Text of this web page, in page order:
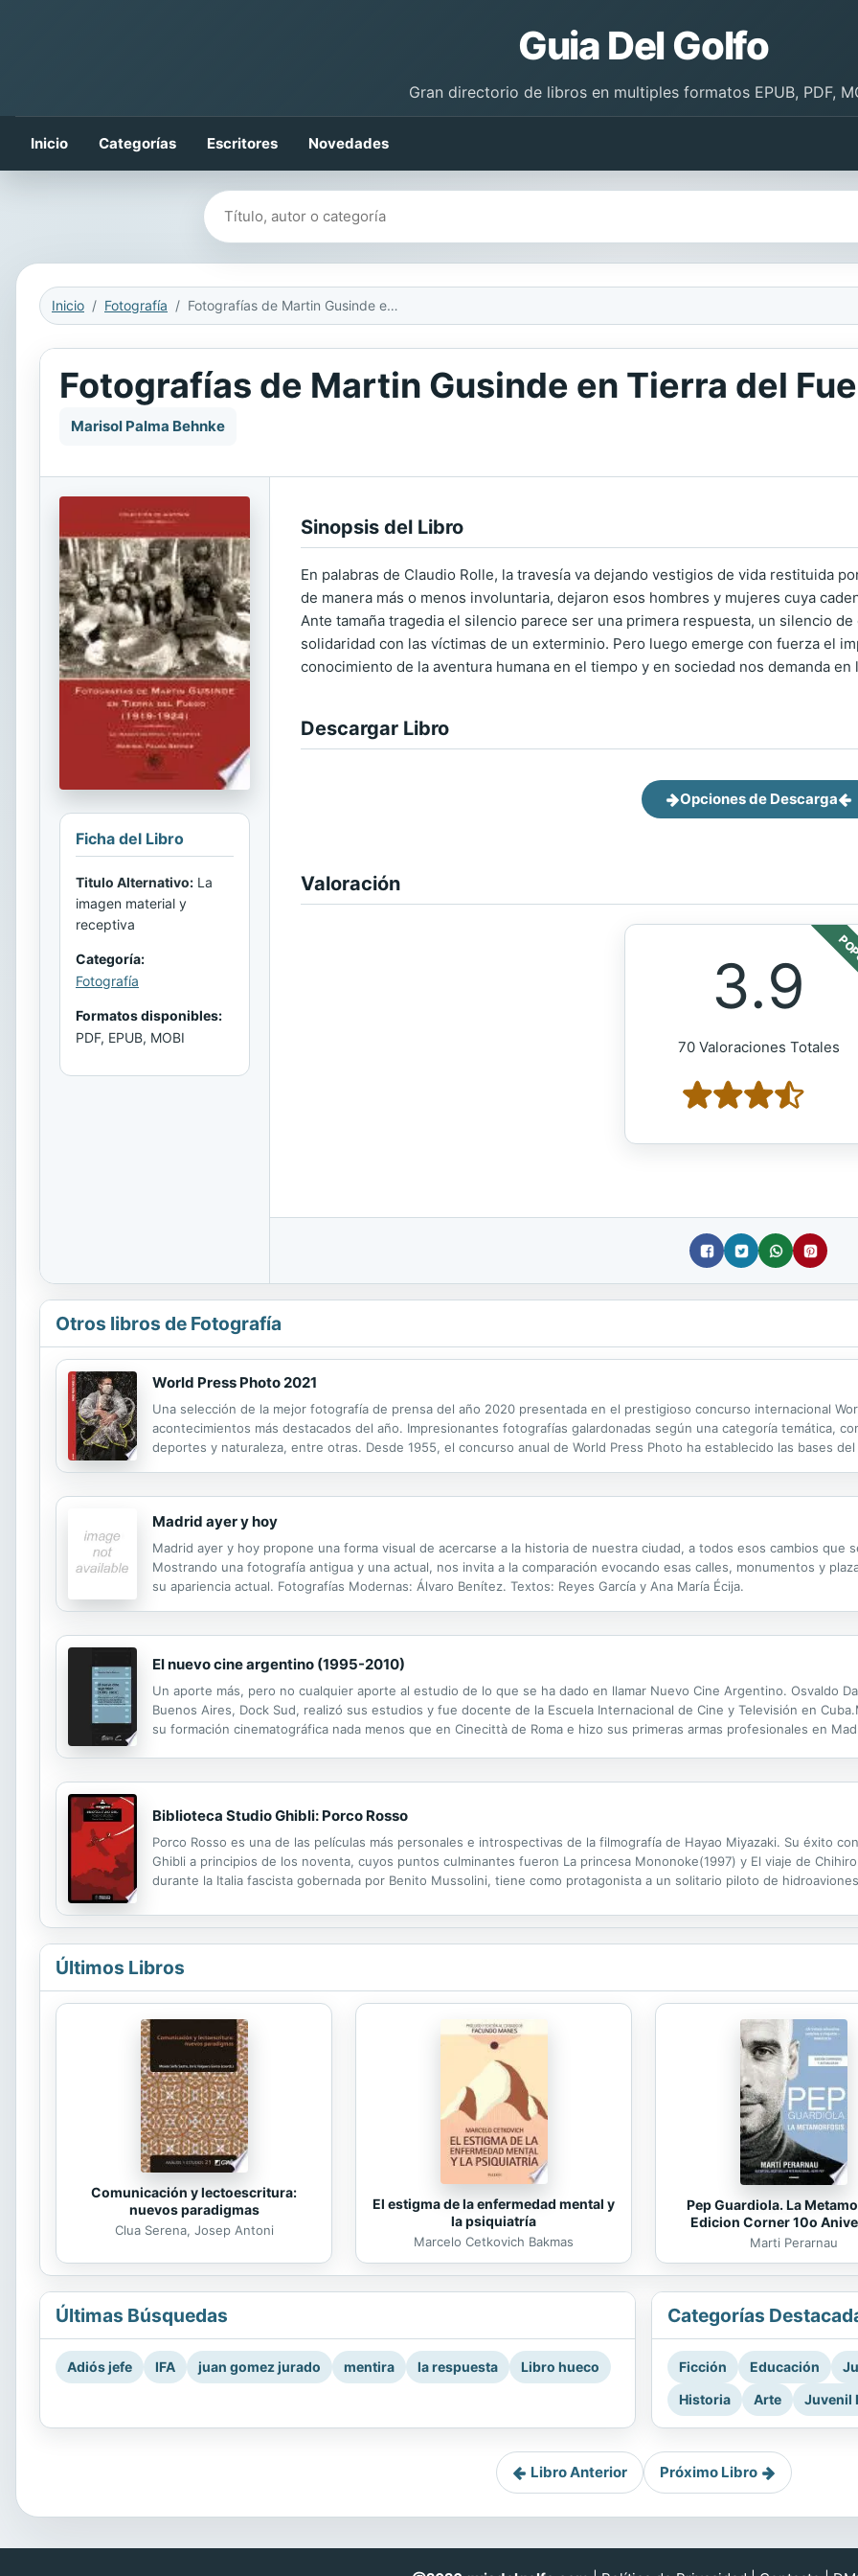
Guia Del Golfo
Gran directorio de libros en multiples formatos EPUB, PDF,
Inicio Categorías Escritores Novedades
Buscar libros
Inicio Fotografía Fotografías de Martin Gusinde en Tierra del Fuego (1919-1924)
Fotografías de Martin Gusinde en Tierra del
Marisol Palma Behnke
Ficha del Libro
Titulo Alternativo: La
imagen material y
receptiva
Categoría:
Fotografía
Formatos disponibles:
PDF, EPUB, MOBI
Sinopsis del Libro
En palabras de Claudio Rolle, la travesía va dejando vestigios de vida restituida
de manera más o menos involuntaria, dejaron esos hombres y mujeres cuya
Ante tamaña tragedia el silencio parece ser una primera respuesta, un silencio
solidaridad con las víctimas de un exterminio. Pero luego emerge con fuerza el
conocimiento de la aventura humana en el tiempo y en sociedad nos demanda
Descargar Libro
Opciones de Descarga
Valoración
3.9
70 Valoraciones Totales
Otros libros de Fotografía
World Press Photo 2021
Una selección de la mejor fotografía de prensa del año 2020 presentada en el prestigioso concurso internacional
acontecimientos más destacados del año. Impresionantes fotografías galardonadas según una categoría temática,
deportes y naturaleza, entre otras. Desde 1955, el concurso anual de World Press Photo ha establecido las bases
Madrid ayer y hoy
Madrid ayer y hoy propone una forma visual de acercarse a la historia de nuestra ciudad, a todos esos cambios que
Mostrando una fotografía antigua y una actual, nos invita a la comparación evocando esas calles, monumentos y
su apariencia actual. Fotografías Modernas: Álvaro Benítez. Textos: Reyes García y Ana María Écija.
El nuevo cine argentino (1995-2010)
Un aporte más, pero no cualquier aporte al estudio de lo que se ha dado en llamar Nuevo Cine Argentino. Osvaldo
Buenos Aires, Dock Sud, realizó sus estudios y fue docente de la Escuela Internacional de Cine y Televisión en
su formación cinematográfica nada menos que en Cinecittà de Roma e hizo sus primeras armas profesionales en
Biblioteca Studio Ghibli: Porco Rosso
Porco Rosso es una de las películas más personales e introspectivas de la filmografía de Hayao Miyazaki. Su éxito
Ghibli a principios de los noventa, cuyos puntos culminantes fueron La princesa Mononoke(1997) y El viaje de
durante la Italia fascista gobernada por Benito Mussolini, tiene como protagonista a un solitario piloto de
Últimos Libros
Comunicación y lectoescritura:
nuevos paradigmas
Clua Serena, Josep Antoni
El estigma de la enfermedad mental y
la psiquiatría
Marcelo Cetkovich Bakmas
Pep Guardiola. La
Edicion Corner 10o
Marti Perarnau
Últimas Búsquedas
Adiós jefe IFA juan gomez jurado mentira la respuesta Libro hueco
Categorías
Ficción Educación
Historia
Arte Juvenil
Libro Anterior Próximo Libro